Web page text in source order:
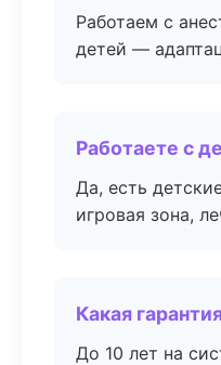
Работаем с
детей —
Работаете с
Да, есть
игровая зона,
Какая
До 10 лет на